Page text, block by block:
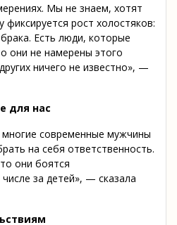
Мы не знаем, хотят
рост холостяков:
Есть люди, которые
они не намерены этого
ничего не известно», —
для нас
современные мужчины
на себя ответственность.
они боятся
за детей», — сказала